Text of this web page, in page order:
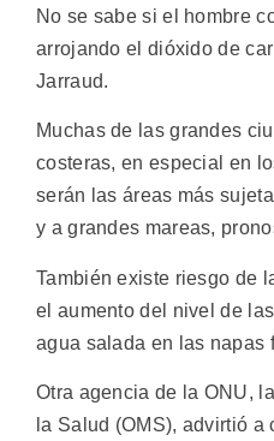
No se sabe si el hombre
arrojando el dióxido de
Jarraud.
Muchas de las grandes
costeras, en especial en
serán las áreas más
y a grandes mareas,
También existe riesgo de
el aumento del nivel de
agua salada en las napas
Otra agencia de la ONU,
la Salud (OMS), advirtió